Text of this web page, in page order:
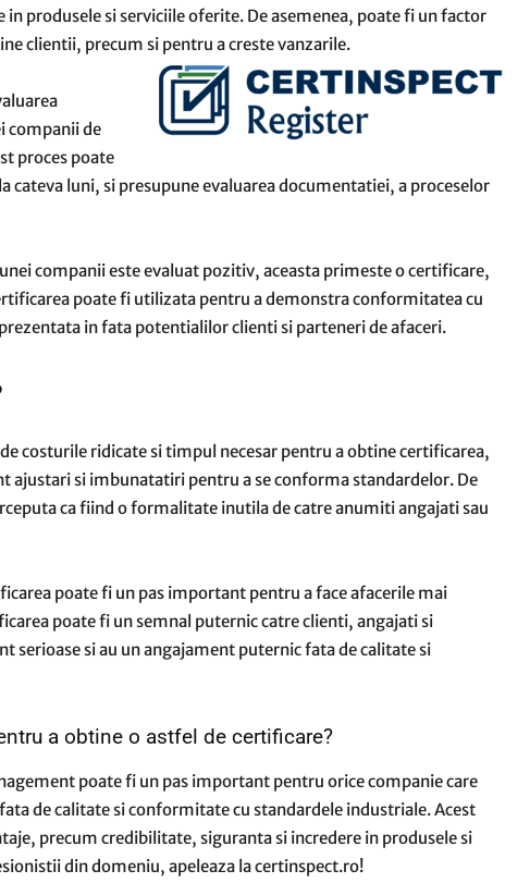
produsele si serviciile oferite. De asemenea, poate fi un factor
clientii, precum si pentru a creste vanzarile.
companii de
proces poate
cateva luni, si presupune evaluarea documentatiei, a proceselor
companii este evaluat pozitiv, aceasta primeste o certificare,
poate fi utilizata pentru a demonstra conformitatea cu
in fata potentialilor clienti si parteneri de afaceri.
costurile ridicate si timpul necesar pentru a obtine certificarea,
ajustari si imbunatatiri pentru a se conforma standardelor. De
ca fiind o formalitate inutila de catre anumiti angajati sau
poate fi un pas important pentru a face afacerile mai
poate fi un semnal puternic catre clienti, angajati si
serioase si au un angajament puternic fata de calitate si
a obtine o astfel de certificare?
poate fi un pas important pentru orice companie care
de calitate si conformitate cu standardele industriale. Acest
precum credibilitate, siguranta si incredere in produsele si
din domeniu, apeleaza la certinspect.ro!